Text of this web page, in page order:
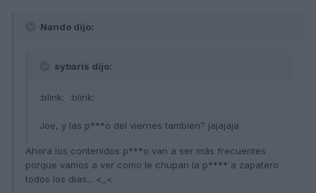
Nando dijo:
sybaris dijo:
:blink: :blink:
Joe, y las p***o del viernes tambien? jajajaja
Ahora los contenidos p***o van a ser más frecuentes
porque vamos a ver como le chupan la p**** a zapatero
todos los dias... <_<